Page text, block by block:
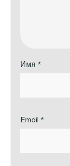
Имя*
Email*